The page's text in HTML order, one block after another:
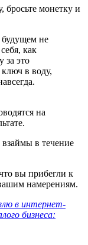
монетку и
не
как
за это
в воду,
на
взаймы в течение
вы прибегли к
намерениям.
в интернет-
бизнеса: